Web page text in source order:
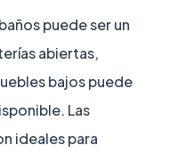
puede ser un
abiertas,
bajos puede
Las
ideales para